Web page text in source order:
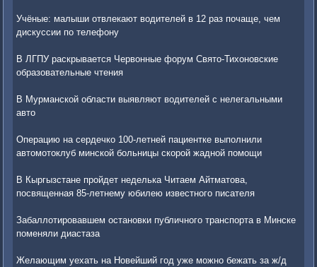
Учёные: малыши отвлекают водителей в 12 раз почаще, чем
дискуссии по телефону
В ЛГПУ раскрывается Червонные форум Свято-Тихоновские
образовательные чтения
В Мурманской области выявляют водителей с нелегальными
авто
Операцию на сердечко 100-летней пациентке выполнили
автомотоклуб минской больницы скорой жадной помощи
В Кыргызстане пройдет неделька Читаем Айтматова,
посвященная 85-летнему юбилею известного писателя
Забаллотировавшем остановки публичного транспорта в Минске
поменяли диастаза
Желающим уехать на Новейший год уже можно бежать за ж/д